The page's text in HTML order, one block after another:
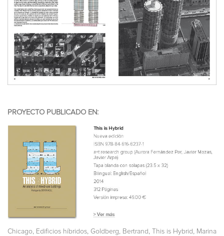
PROYECTO PUBLICADO EN:
Chicago Edificios híbridos Goldberg, Bertrand This is Hybrid Marina